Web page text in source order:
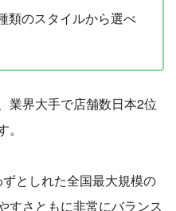
類のスタイルから選べ
業界大手で店舗数日本2位
。
としれた全国最大規模の
すさともに非常にバランス